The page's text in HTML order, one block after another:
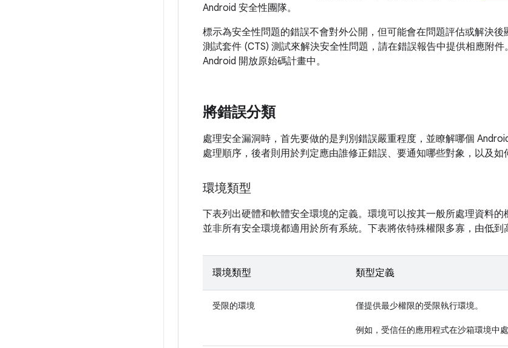
Android 安全性團隊。
標示為安全性問題的錯誤不會對外公開，但可能會在問題評估或解決
測試套件 (CTS) 測試來解決安全性問題，請在錯誤報告中提供相應附
Android 開放原始碼計畫中。
將錯誤分類
處理安全漏洞時，首先要做的是判別錯誤嚴重程度，並瞭解哪個
處理順序，後者則用於判定應由誰修正錯誤、要通知哪些對象，以及如
環境類型
下表列出硬體和軟體安全環境的定義。環境可以按其一般所處理資料的
並非所有安全環境都適用於所有系統。下表將依特殊權限多寡，由低到
環境類型 類型定義
受限的環境 僅提供最少權限的受限執行環境。
例如，受信任的應用程式在沙箱環境中